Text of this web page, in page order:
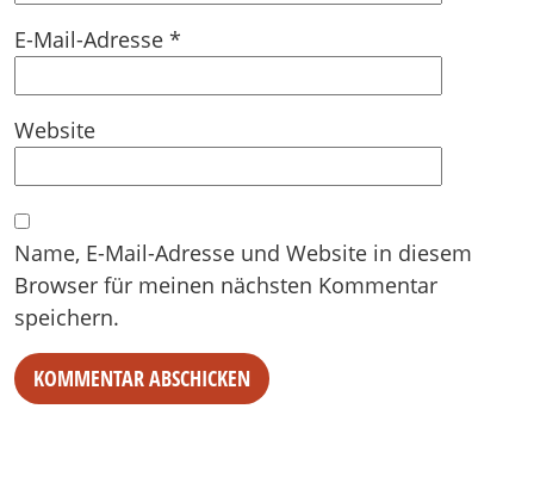
E-Mail-Adresse *
Website
Name, E-Mail-Adresse und Website in diesem
Browser für meinen nächsten Kommentar
speichern.